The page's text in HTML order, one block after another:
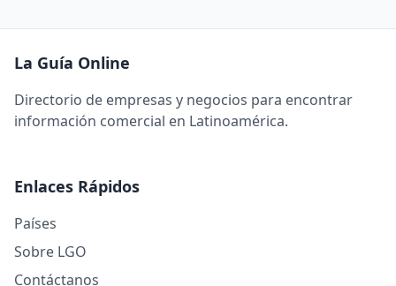
La Guía Online
Directorio de empresas y negocios para encontrar
información comercial en Latinoamérica.
Enlaces Rápidos
Países
Sobre LGO
Contáctanos